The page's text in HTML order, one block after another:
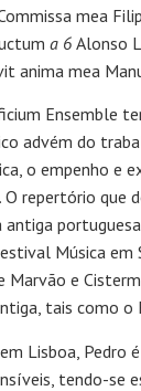
mea
a 6 Alonso
anima mea
Ensemble
advém do
o empenho e
repertório que
Música
Marvão e
tais como
Lisboa, Pedro
tendo-se